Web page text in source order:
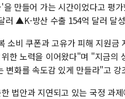
을 만들어 가는 시간이었다고
러 ▲K-방산 수출 154억 달러 달
소비 쿠폰과 고유가 피해 지원
한 노력을 이어왔다"며 "지금의
변화를 속도감 있게 만들라"고 강
법안과 지연되고 있는 국정 과